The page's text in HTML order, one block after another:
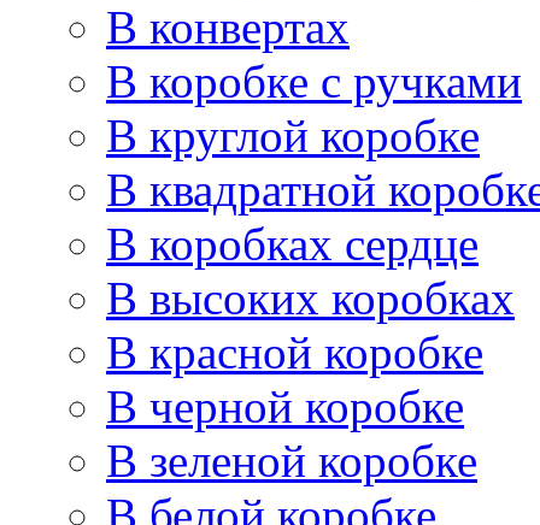
В конвертах
В коробке с ручками
В круглой коробке
В квадратной
В коробках сердце
В высоких коробках
В красной коробке
В черной коробке
В зеленой коробке